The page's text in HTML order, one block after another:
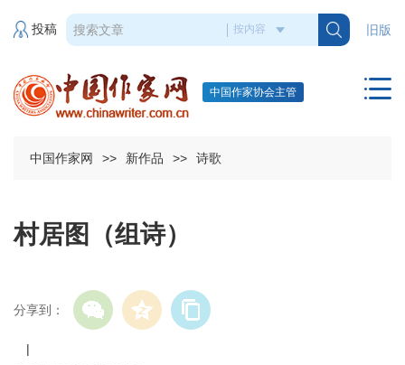
旧版
投稿
中国作家协会主管
中国作家网 >> 新作品 >> 诗歌
村居图（组诗）
分享到：
|